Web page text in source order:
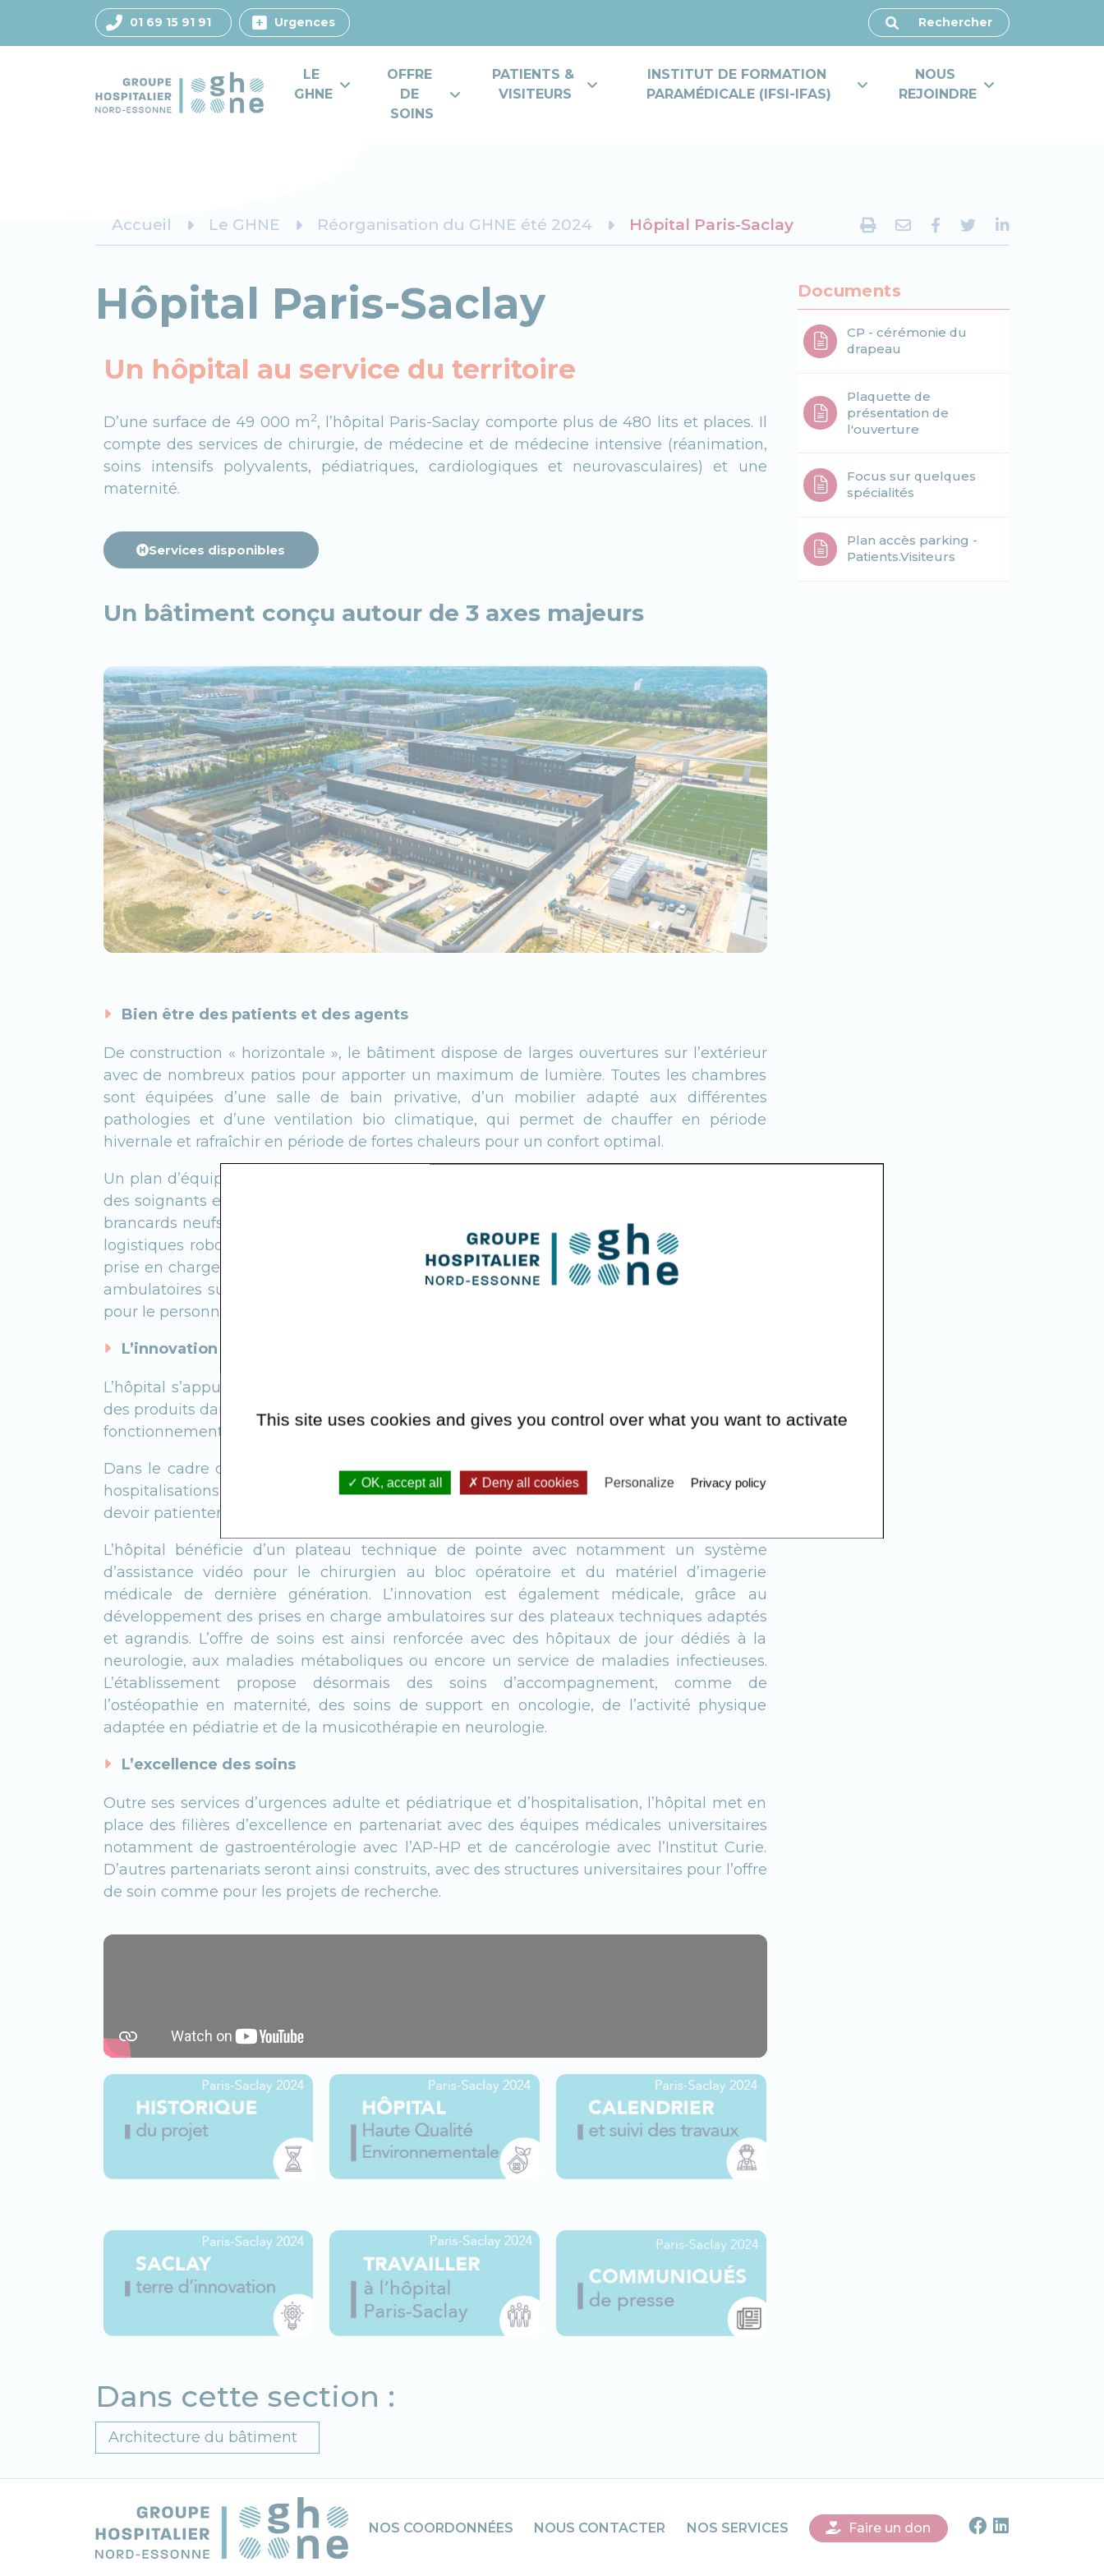
01 69 15 91 91 Urgences Rechercher
LE
GHNE
OFFRE
DE
SOINS
PATIENTS &
VISITEURS
INSTITUT DE FORMATION
PARAMÉDICALE (IFSI-IFAS)
NOUS
REJOINDRE
Accueil Le GHNE Réorganisation du GHNE été 2024 Hôpital Paris-Saclay
Hôpital Paris-Saclay
Un hôpital au service du territoire
D’une surface de 49 000 m2, l’hôpital Paris-Saclay comporte plus de 480 lits et places. Il
compte des services de chirurgie, de médecine et de médecine intensive (réanimation,
soins intensifs polyvalents, pédiatriques, cardiologiques et neurovasculaires) et une
maternité.
Services disponibles
Un bâtiment conçu autour de 3 axes majeurs
Bien être des patients et des agents
De construction « horizontale », le bâtiment dispose de larges ouvertures sur l’extérieur
avec de nombreux patios pour apporter un maximum de lumière. Toutes les chambres
sont équipées d’une salle de bain privative, d’un mobilier adapté aux différentes
pathologies et d’une ventilation bio climatique, qui permet de chauffer en période
hivernale et rafraîchir en période de fortes chaleurs pour un confort optimal.
Un plan d’équipement de 23M€ a
des soignants et d’accueil des patients (matériel de bloc opératoire neuf, fauteuils, lits et
brancards neufs, matelas de prévention des escarres, lève malades motorisés, transports
logistiques robotisés). L’établissement compte 90% de chambres seules. Les circuits de
prise en charge sont simplifiés et optimisés avec le développement de prises en charge
ambulatoires sur des plateaux dédiés. Le bâtiment intègre enfin des offres de parking
pour le personnel et les patients.
L’innovation au service du soin
L’hôpital s’appuie fortement sur le numérique, du dossier du patient jusqu’à la livraison
des produits dans les services par un système de transport autonome afin d’optimiser ses
fonctionnements et de limiter la manutention.
Dans le cadre d’un partenariat avecDoctolib , l’inscription pour les consultations et les
hospitalisations peut se faire en ligne par chaque patient, en amont de sa venue et sans
devoir patienter avant les soins.
L’hôpital bénéficie d’un plateau technique de pointe avec notamment un système
d’assistance vidéo pour le chirurgien au bloc opératoire et du matériel d’imagerie
médicale de dernière génération. L’innovation est également médicale, grâce au
développement des prises en charge ambulatoires sur des plateaux techniques adaptés
et agrandis. L’offre de soins est ainsi renforcée avec des hôpitaux de jour dédiés à la
neurologie, aux maladies métaboliques ou encore un service de maladies infectieuses.
L’établissement propose désormais des soins d’accompagnement, comme de
l’ostéopathie en maternité, des soins de support en oncologie, de l’activité physique
adaptée en pédiatrie et de la musicothérapie en neurologie.
L’excellence des soins
Outre ses services d’urgences adulte et pédiatrique et d’hospitalisation, l’hôpital met en
place des filières d’excellence en partenariat avec des équipes médicales universitaires
notamment de gastroentérologie avec l’AP-HP et de cancérologie avec l’Institut Curie.
D’autres partenariats seront ainsi construits, avec des structures universitaires pour l’offre
de soin comme pour les projets de recherche.
Dans cette section :
Architecture du bâtiment
Documents
CP - cérémonie du
drapeau
Plaquette de
présentation de
l'ouverture
Focus sur quelques
spécialités
Plan accès parking -
Patients.Visiteurs
NOS COORDONNÉES NOUS CONTACTER NOS SERVICES Faire un don
This site uses cookies and gives you control over what you want to activate
OK, accept all Deny all cookies Personalize Privacy policy